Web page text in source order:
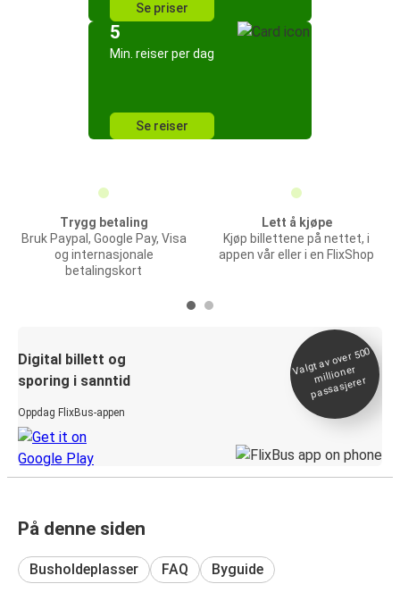
Se priser
5
Min. reiser per dag
Se reiser
Trygg betaling
Bruk Paypal, Google Pay, Visa
og internasjonale
betalingskort
Lett å kjøpe
Kjøp billettene på nettet, i
appen vår eller i en FlixShop
Digital billett og
sporing i sanntid
Oppdag FlixBus-appen
Valgt av over 500
millioner
passasjerer
På denne siden
Busholdeplasser FAQ Byguide